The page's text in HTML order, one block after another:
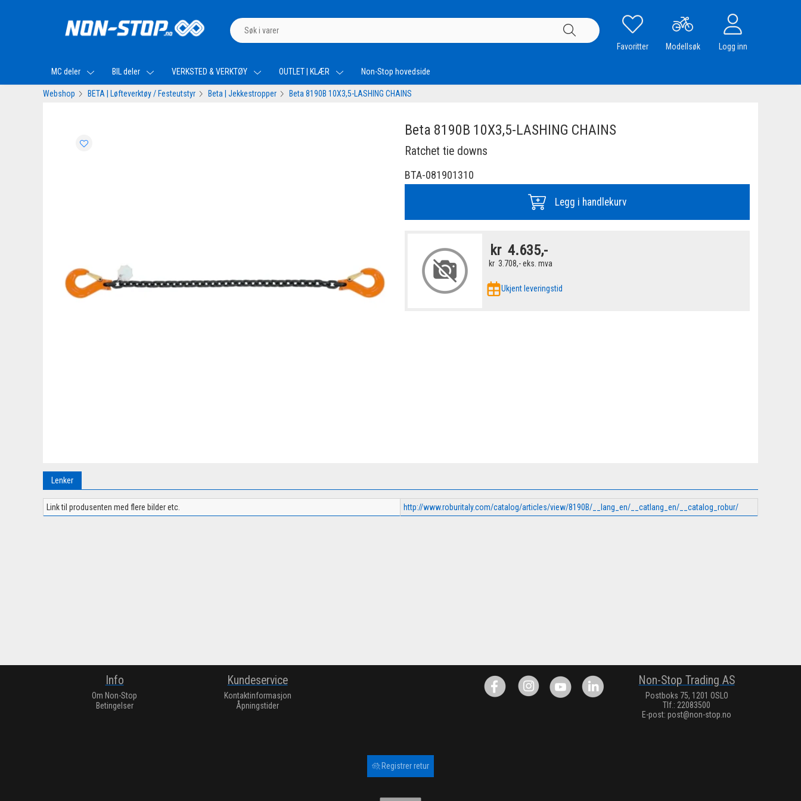
Favoritter Modellsøk Logg inn
MC deler BIL deler VERKSTED & VERKTØY OUTLET | KLÆR Non-Stop hovedside
Webshop BETA | Løfteverktøy / Festeutstyr Beta | Jekkestropper Beta 8190B 10X3,5-LASHING CHAINS
Beta 8190B 10X3,5-LASHING CHAINS
Ratchet tie downs
BTA-081901310
Legg i handlekurv
kr 4.635,-
kr 3.708,-eks. mva
Ukjent leveringstid
Lenker
Link til produsenten med flere bilder etc. http://www.roburitaly.com/catalog/articles/view/8190B/__lang_en/__catlang_en/__catalog_robur/
Info
Om Non-Stop
Betingelser
Kundeservice
Kontaktinformasjon
Åpningstider
Non-Stop Trading AS
Postboks 75, 1201 OSLO
Tlf.: 22083500
E-post: post@non-stop.no
Registrer retur